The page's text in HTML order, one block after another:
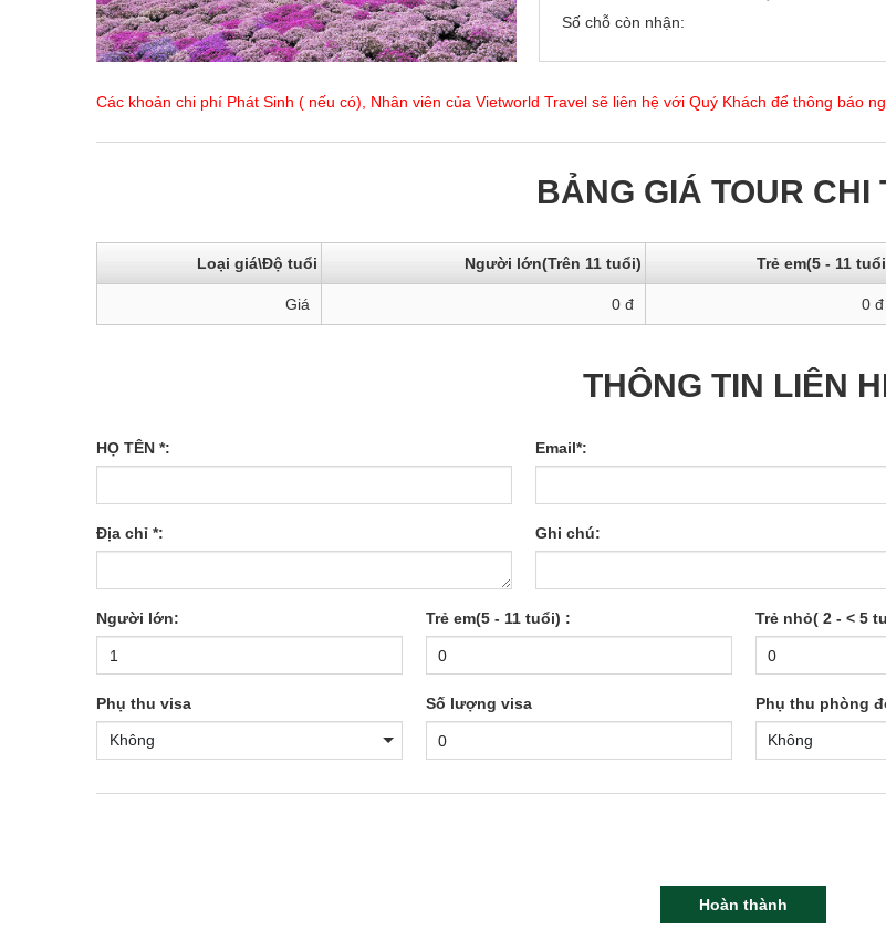
Số chỗ còn nhận:
Các khoản chi phí Phát Sinh ( nếu có), Nhân viên của Vietworld Travel sẽ liên hệ với Quý Khách để thông báo
BẢNG GIÁ TOUR CHI
Loại giá\Độ tuổi Người lớn(Trên 11 tuổi) Trẻ em(5 - 11
Giá 0 đ 0 đ
THÔNG TIN LIÊN
HỌ TÊN *: Email*:
Địa chỉ *: Ghi chú:
Người lớn: Trẻ em(5 - 11 tuổi) : Trẻ nhỏ( 2 - < 5
Phụ thu visa Số lượng visa Phụ thu phòng
Hoàn thành